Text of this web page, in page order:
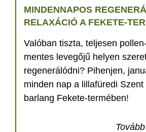
MINDENNAPOS
RELAXÁCIÓ A FEKETE-
Valóban tiszta, teljesen
mentes levegőjű helyen
regenerálódni? Pihenjen,
minden nap a lillafüredi Szent
barlang Fekete-termében!